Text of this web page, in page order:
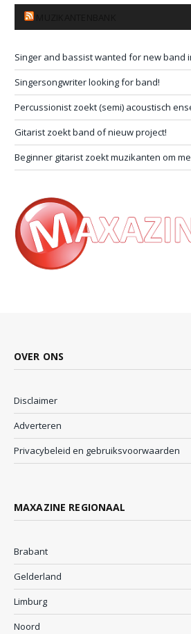
Singer and bassist wanted for new band
Singersongwriter looking for band!
Percussionist zoekt (semi) acoustisch
Gitarist zoekt band of nieuw project!
Beginner gitarist zoekt muzikanten om
OVER ONS
Disclaimer
Adverteren
Privacybeleid en gebruiksvoorwaarden
MAXAZINE REGIONAAL
Brabant
Gelderland
Limburg
Noord